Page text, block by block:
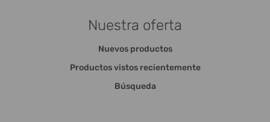
Nuestra oferta
Nuevos productos
Productos vistos recientemente
Búsqueda